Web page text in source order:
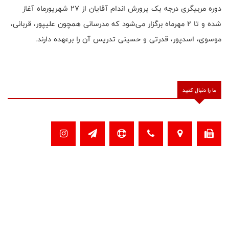
دوره مربیگری درجه یک پرورش اندام آقایان از 27 شهریورماه آغاز
شده و تا 2 مهرماه برگزار می‌شود که مدرسانی همچون علیپور، قربانی،
موسوی، اسدپور، قدرتی و حسینی تدریس آن را برعهده دارند.
ما را دنبال کنید